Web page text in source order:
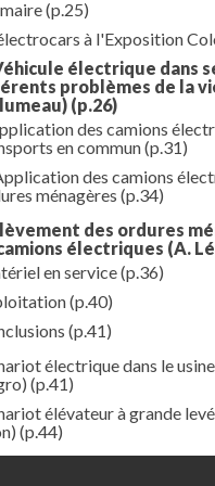
(p.25)
à l'Exposition
électrique dans
problèmes de la
(p.26)
des camions
en commun(p.31)
des camions
ménagères (p.34)
des ordures
électriques (A.
en service(p.36)
(p.40)
(p.41)
électrique dans le
(p.41)
élévateur à grande
(p.44)
des chariots